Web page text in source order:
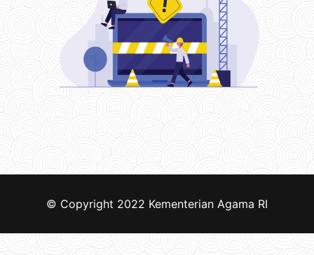
© Copyright 2022 Kementerian Agama RI